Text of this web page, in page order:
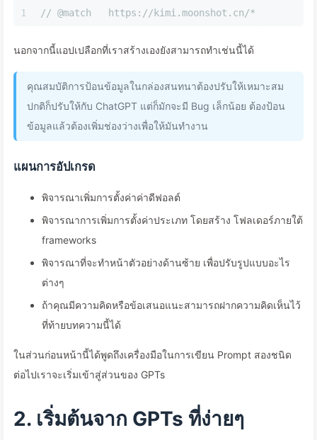
1 // @match   https://kimi.moonshot.cn/*
นอกจากนี้แอปเปลือกที่เราสร้างเองยังสามารถทำเช่นนี้ได้
คุณสมบัติการป้อนข้อมูลในกล่องสนทนาต้องปรับให้เหมาะสม
ปกติก็ปรับให้กับ ChatGPT แต่ก็มักจะมี Bug เล็กน้อย ต้องป้อน
ข้อมูลแล้วต้องเพิ่มช่องว่างเพื่อให้มันทำงาน
แผนการอัปเกรด
พิจารณาเพิ่มการตั้งค่าค่าดีฟอลต์
พิจารณาการเพิ่มการตั้งค่าประเภท โดยสร้าง โฟลเดอร์ภายใต้
frameworks
พิจารณาที่จะทำหน้าตัวอย่างด้านซ้าย เพื่อปรับรูปแบบอะไร
ต่างๆ
ถ้าคุณมีความคิดหรือข้อเสนอแนะสามารถฝากความคิดเห็นไว้
ที่ท้ายบทความนี้ได้
ในส่วนก่อนหน้านี้ได้พูดถึงเครื่องมือในการเขียน Prompt สองชนิด
ต่อไปเราจะเริ่มเข้าสู่ส่วนของ GPTs
2. เริ่มต้นจาก GPTs ที่ง่ายๆ